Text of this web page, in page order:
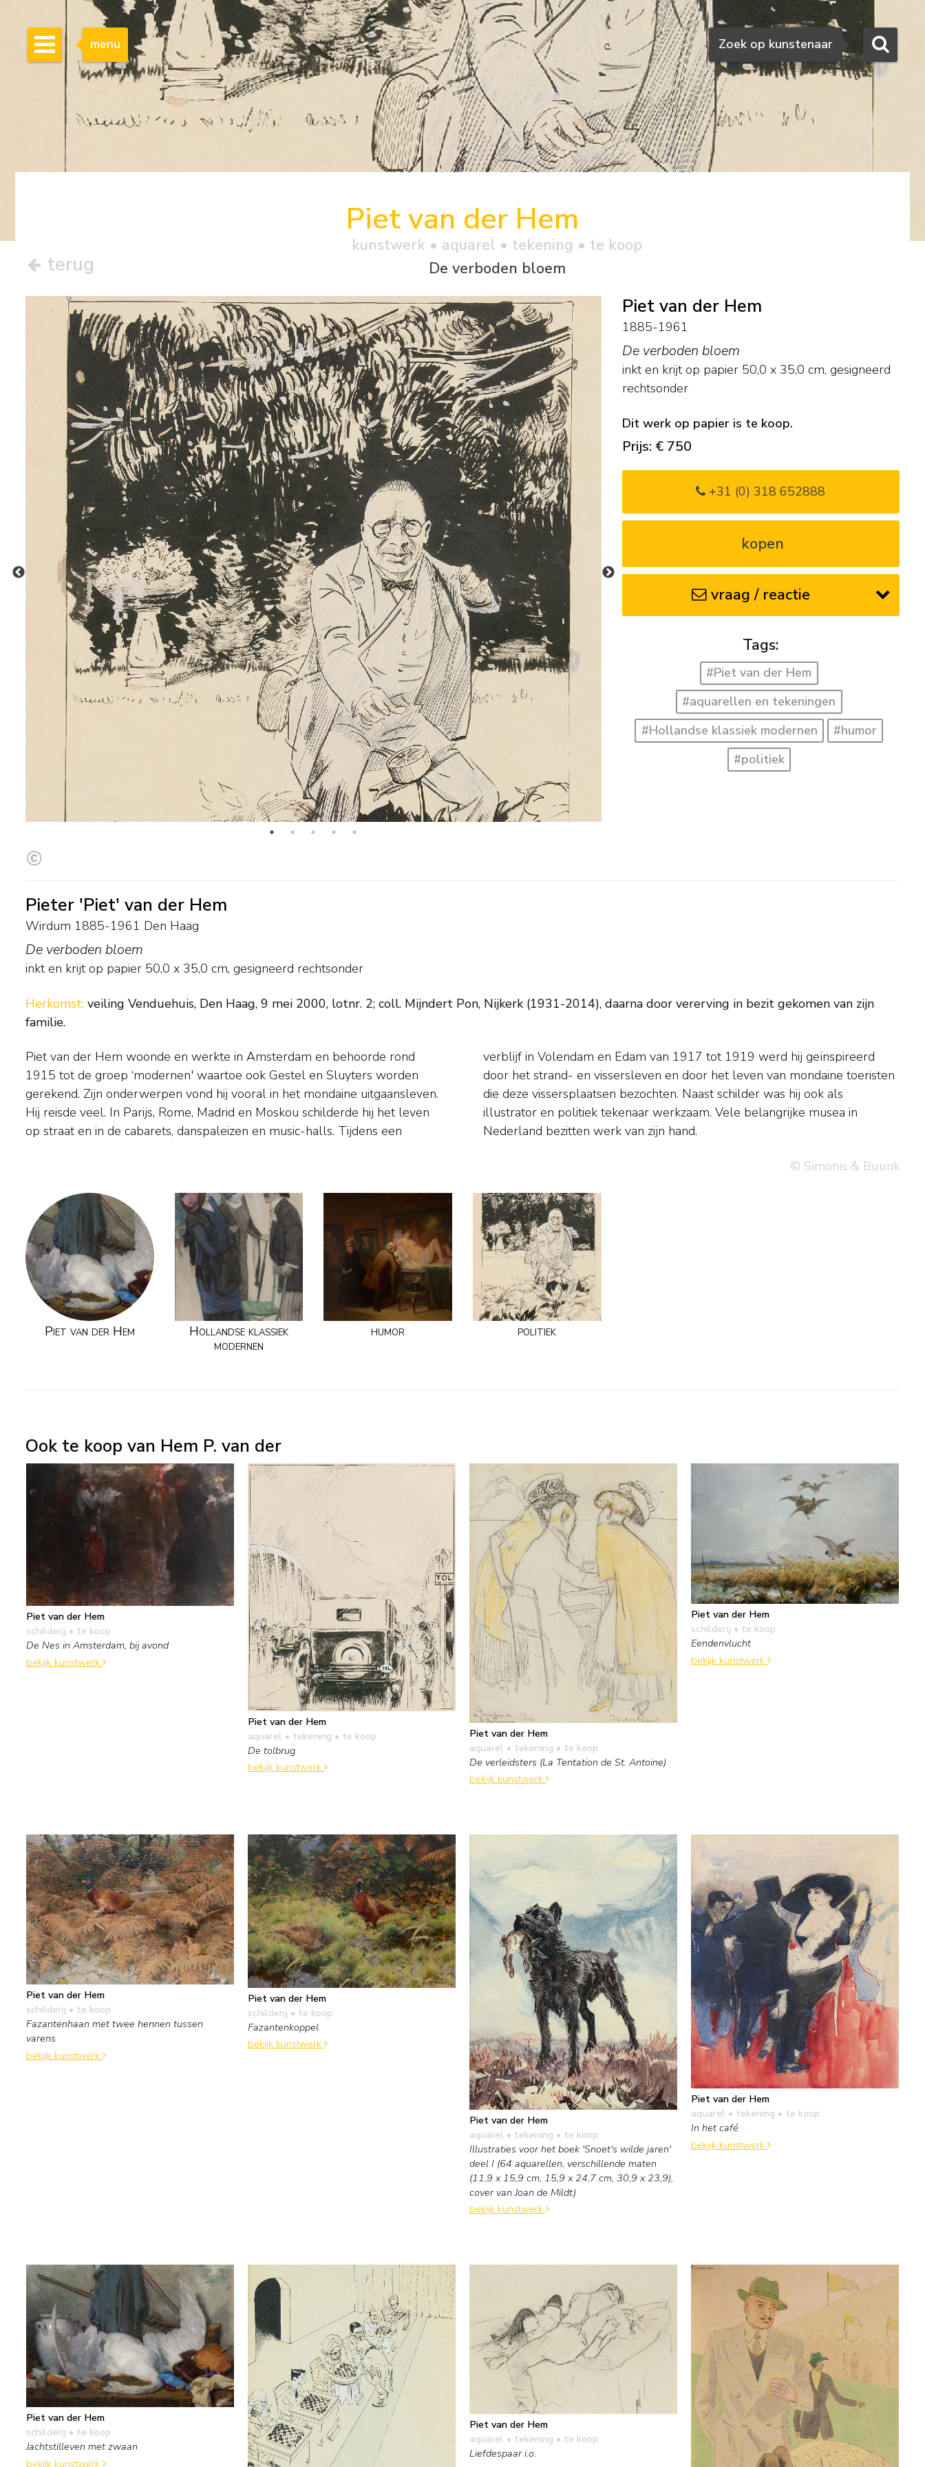
Zoeken
Zoek op kunstenaar
menu
terug
Piet van der Hem
kunstwerk • aquarel • tekening • te koop
De verboden bloem
Piet van der Hem
1885-1961
De verboden bloem
inkt en krijt op papier 50,0 x 35,0 cm, gesigneerd
rechtsonder
Dit werk op papier is te koop.
Prijs: € 750
+31 (0) 318 652888
kopen
vraag / reactie
Tags:
#Piet van der Hem
#aquarellen en tekeningen
#Hollandse klassiek modernen
#humor
#politiek
Pieter 'Piet' van der Hem
Wirdum 1885-1961 Den Haag
De verboden bloem
inkt en krijt op papier 50,0 x 35,0 cm, gesigneerd rechtsonder
Herkomst: veiling Venduehuis, Den Haag, 9 mei 2000, lotnr. 2; coll. Mijndert Pon, Nijkerk (1931-2014), daarna door vererving in bezit gekomen van zijn
familie.
Piet van der Hem woonde en werkte in Amsterdam en behoorde rond
1915 tot de groep ‘modernen' waartoe ook Gestel en Sluyters worden
gerekend. Zijn onderwerpen vond hij vooral in het mondaine uitgaansleven.
Hij reisde veel. In Parijs, Rome, Madrid en Moskou schilderde hij het leven
op straat en in de cabarets, danspaleizen en music-halls. Tijdens een
verblijf in Volendam en Edam van 1917 tot 1919 werd hij geïnspireerd
door het strand- en vissersleven en door het leven van mondaine toeristen
die deze vissersplaatsen bezochten. Naast schilder was hij ook als
illustrator en politiek tekenaar werkzaam. Vele belangrijke musea in
Nederland bezitten werk van zijn hand.
© Simonis & Buunk
Piet van der Hem
Hollandse klassiek
modernen
humor politiek
Ook te koop van Hem P. van der
Piet van der Hem
schilderij • te koop
De Nes in Amsterdam, bij avond
bekijk kunstwerk
Piet van der Hem
aquarel • tekening • te koop
De tolbrug
bekijk kunstwerk
Piet van der Hem
aquarel • tekening • te koop
De verleidsters (La Tentation de St. Antoine)
bekijk kunstwerk
Piet van der Hem
schilderij • te koop
Eendenvlucht
bekijk kunstwerk
Piet van der Hem
schilderij • te koop
Fazantenhaan met twee hennen tussen
varens
bekijk kunstwerk
Piet van der Hem
schilderij • te koop
Fazantenkoppel
bekijk kunstwerk
Piet van der Hem
aquarel • tekening • te koop
Illustraties voor het boek 'Snoet's wilde jaren'
deel I (64 aquarellen, verschillende maten
(11,9 x 15,9 cm, 15,9 x 24,7 cm, 30,9 x 23,9),
cover van Joan de Mildt)
bekijk kunstwerk
Piet van der Hem
aquarel • tekening • te koop
In het café
bekijk kunstwerk
Piet van der Hem
schilderij • te koop
Jachtstilleven met zwaan
bekijk kunstwerk
Piet van der Hem
aquarel • tekening • te koop
Liefdespaar i.o.